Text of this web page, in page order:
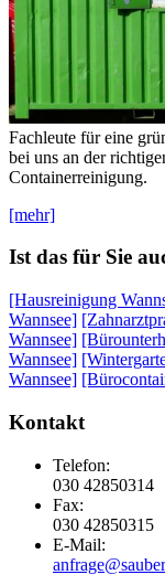
Fachleute für eine
bei uns an der
Containerreinigung.
[mehr]
Ist das für Sie
[Hausreinigung
Wannsee]
Wannsee]
Wannsee]
Wannsee]
Kontakt
Telefon:
030 42850314
Fax:
030 42850315
E-Mail: